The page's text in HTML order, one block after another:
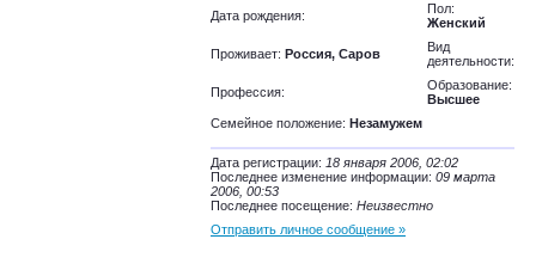
Дата рождения:
Пол:
Женский
Проживает: Россия, Саров
Вид
деятельности:
Профессия:
Образование:
Высшее
Семейное положение: Незамужем
Дата регистрации: 18 января 2006, 02:02
Последнее изменение информации: 09 марта
2006, 00:53
Последнее посещение: Неизвестно
Отправить личное сообщение »